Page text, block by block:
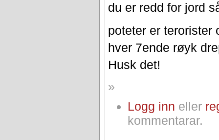
du er redd for jord
poteter er terorister
hver 7ende røyk
Husk det!
»
Logg inn eller
kommentarar.